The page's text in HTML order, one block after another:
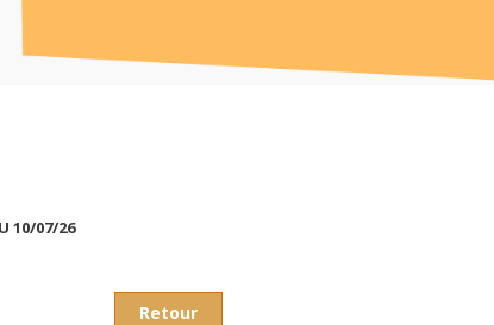
10/07/26
Retour